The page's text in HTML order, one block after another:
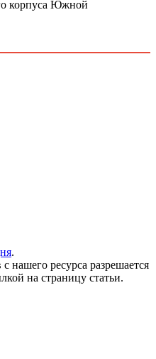
корпуса Южной
.
нашего ресурса разрешается
на страницу статьи.